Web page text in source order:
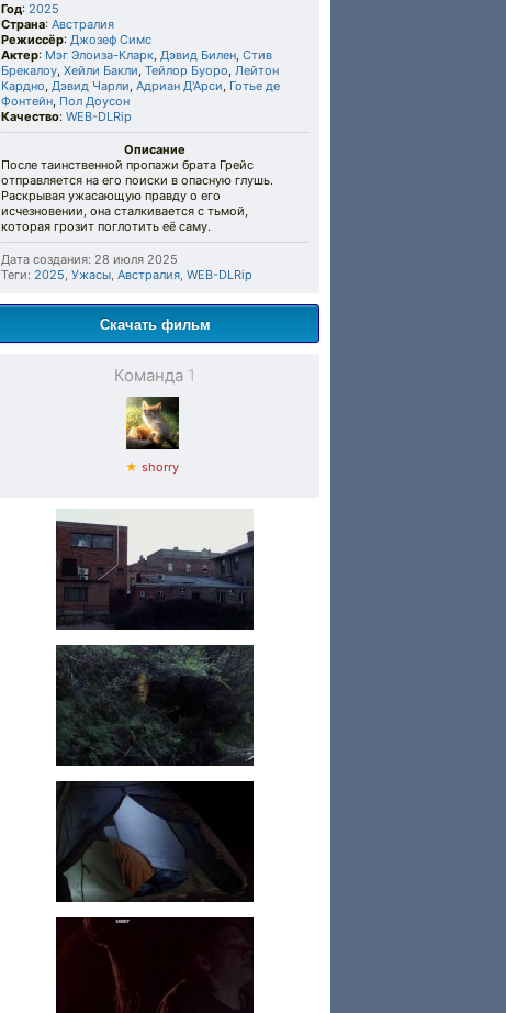
Год: 2025
Страна: Австралия
Режиссёр: Джозеф Симс
Актер: Мэг Элоиза-Кларк, Дэвид Билен, Стив
Брекалоу, Хейли Бакли, Тейлор Буоро, Лейтон
Кардно, Дэвид Чарли, Адриан Д'Арси, Готье де
Фонтейн, Пол Доусон
Качество: WEB-DLRip
Описание
После таинственной пропажи брата Грейс
отправляется на его поиски в опасную глушь.
Раскрывая ужасающую правду о его
исчезновении, она сталкивается с тьмой,
которая грозит поглотить её саму.
Дата создания: 28 июля 2025
Теги: 2025, Ужасы, Австралия, WEB-DLRip
Скачать фильм
Команда 1
★ shorry